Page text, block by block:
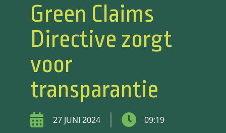
Green Claims
Directive zorgt
voor
transparantie
27 JUNI 2024 09:19